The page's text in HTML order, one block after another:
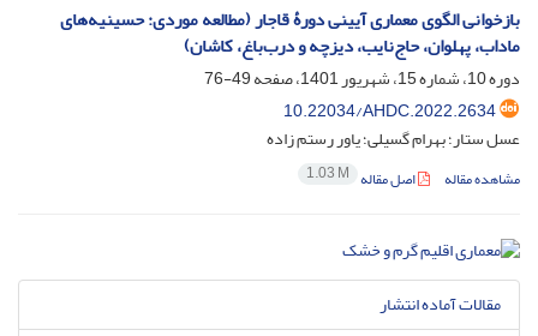
بازخوانی الگوی معماری آیینی دورۀ قاجار (مطالعه موردی: حسینیه‌های
ماداب، پهلوان، حاج‌نایب، دیزچه و درب‌باغ، کاشان)
دوره 10، شماره 15، شهریور 1401، صفحه
49-76
10.22034/AHDC.2022.2634
عسل ستار؛ بهرام گسیلی؛ یاور رستم زاده
مشاهده مقاله اصل مقاله 1.03 M
مقالات آماده انتشار